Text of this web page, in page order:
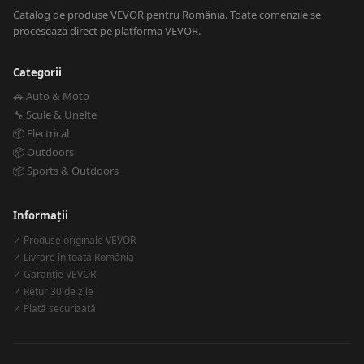
Catalog de produse VEVOR pentru România. Toate comenzile se
procesează direct pe platforma VEVOR.
Categorii
🚗 Auto & Moto
🔧 Scule & Unelte
📦 Electrical
📦 Outdoors
📦 Sports & Outdoors
Informații
✓ Produse originale VEVOR
✓ Livrare în toată România
✓ Garanție VEVOR
✓ Retur 30 de zile
✓ Plată securizată